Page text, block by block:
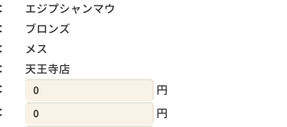
エジプシャンマウ
ブロンズ
メス
天王寺店
円
円